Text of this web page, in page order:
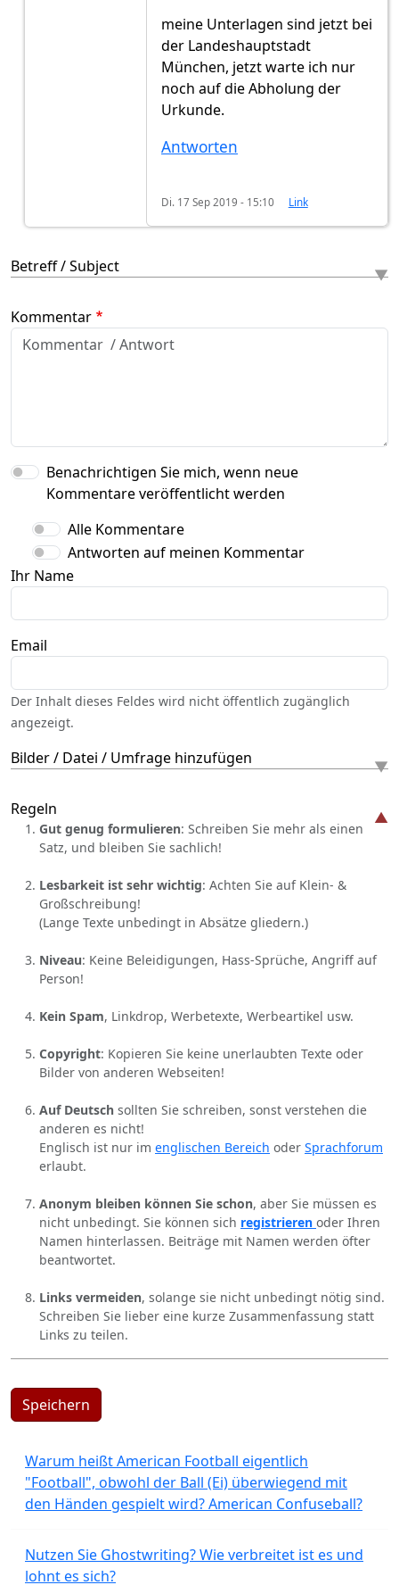
meine Unterlagen sind jetzt bei
der Landeshauptstadt
München, jetzt warte ich nur
noch auf die Abholung der
Urkunde.
Antworten
Di. 17 Sep 2019 - 15:10 Link
Betreff / Subject
Kommentar
Benachrichtigen Sie mich, wenn neue
Kommentare veröffentlicht werden
Alle Kommentare
Antworten auf meinen Kommentar
Ihr Name
Email
Der Inhalt dieses Feldes wird nicht öffentlich zugänglich
angezeigt.
Bilder / Datei / Umfrage hinzufügen
Regeln
Gut genug formulieren: Schreiben Sie mehr als einen
Satz, und bleiben Sie sachlich!
Lesbarkeit ist sehr wichtig: Achten Sie auf Klein- &
Großschreibung!
(Lange Texte unbedingt in Absätze gliedern.)
Niveau: Keine Beleidigungen, Hass-Sprüche, Angriff auf
Person!
Kein Spam, Linkdrop, Werbetexte, Werbeartikel usw.
Copyright: Kopieren Sie keine unerlaubten Texte oder
Bilder von anderen Webseiten!
Auf Deutsch sollten Sie schreiben, sonst verstehen die
anderen es nicht!
Englisch ist nur im englischen Bereich oder Sprachforum
erlaubt.
Anonym bleiben können Sie schon, aber Sie müssen es
nicht unbedingt. Sie können sich registrieren oder Ihren
Namen hinterlassen. Beiträge mit Namen werden öfter
beantwortet.
Links vermeiden, solange sie nicht unbedingt nötig sind.
Schreiben Sie lieber eine kurze Zusammenfassung statt
Links zu teilen.
Speichern
Warum heißt American Football eigentlich
"Football", obwohl der Ball (Ei) überwiegend mit
den Händen gespielt wird? American Confuseball?
Nutzen Sie Ghostwriting? Wie verbreitet ist es und
lohnt es sich?